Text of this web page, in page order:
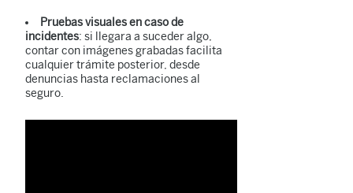
Pruebas visuales en caso de
incidentes: si llegara a suceder algo,
contar con imágenes grabadas facilita
cualquier trámite posterior, desde
denuncias hasta reclamaciones al
seguro.